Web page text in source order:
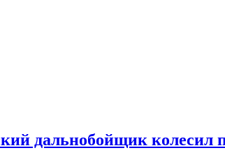
дальнобойщик